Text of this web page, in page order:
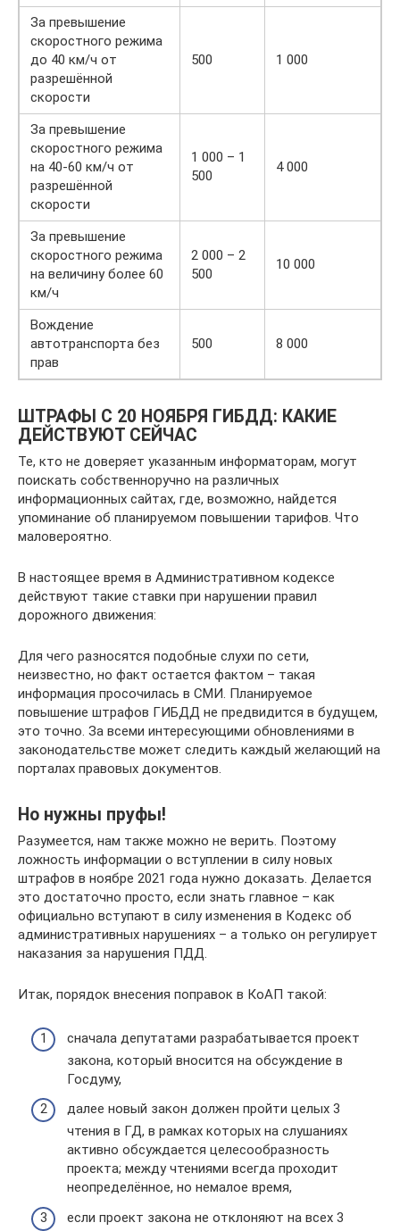
За превышение
скоростного режима
до 40 км/ч от
разрешённой
скорости
500 1 000
За превышение
скоростного режима
на 40-60 км/ч от
разрешённой
скорости
1 000 – 1
500
4 000
За превышение
скоростного режима
на величину более 60
км/ч
2 000 – 2
500
10 000
Вождение
автотранспорта без
прав
500 8 000
ШТРАФЫ С 20 НОЯБРЯ ГИБДД: КАКИЕ
ДЕЙСТВУЮТ СЕЙЧАС
Те, кто не доверяет указанным информаторам, могут
поискать собственноручно на различных
информационных сайтах, где, возможно, найдется
упоминание об планируемом повышении тарифов. Что
маловероятно.
В настоящее время в Административном кодексе
действуют такие ставки при нарушении правил
дорожного движения:
Для чего разносятся подобные слухи по сети,
неизвестно, но факт остается фактом – такая
информация просочилась в СМИ. Планируемое
повышение штрафов ГИБДД не предвидится в будущем,
это точно. За всеми интересующими обновлениями в
законодательстве может следить каждый желающий на
порталах правовых документов.
Но нужны пруфы!
Разумеется, нам также можно не верить. Поэтому
ложность информации о вступлении в силу новых
штрафов в ноябре 2021 года нужно доказать. Делается
это достаточно просто, если знать главное – как
официально вступают в силу изменения в Кодекс об
административных нарушениях – а только он регулирует
наказания за нарушения ПДД.
Итак, порядок внесения поправок в КоАП такой:
сначала депутатами разрабатывается проект
закона, который вносится на обсуждение в
Госдуму,
далее новый закон должен пройти целых 3
чтения в ГД, в рамках которых на слушаниях
активно обсуждается целесообразность
проекта; между чтениями всегда проходит
неопределённое, но немалое время,
если проект закона не отклоняют на всех 3